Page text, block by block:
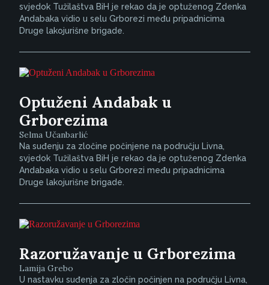
svjedok Tužilaštva BiH je rekao da je optuženog Zdenka
Andabaka vidio u selu Grborezi među pripadnicima
Druge lakojurišne brigade.
Optuženi Andabak u
Grborezima
Selma Učanbarlić
Na suđenju za zločine počinjene na području Livna,
svjedok Tužilaštva BiH je rekao da je optuženog Zdenka
Andabaka vidio u selu Grborezi među pripadnicima
Druge lakojurišne brigade.
Razoružavanje u Grborezima
Lamija Grebo
U nastavku suđenja za zločin počinjen na području Livna,